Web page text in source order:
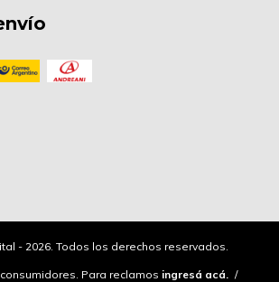
- 2026. Todos los derechos reservados.
Para reclamos ingresá acá. /